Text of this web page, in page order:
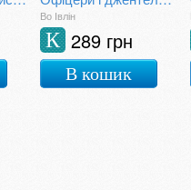
Во Івлін
289 грн
К
В кошик